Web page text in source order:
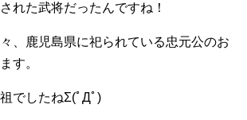
れた武将だったんですね！
、鹿児島県に祀られている忠元公のお
す。
でしたねΣ(ﾟДﾟ)